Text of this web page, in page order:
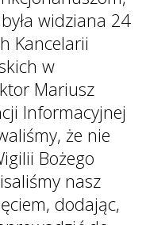
widziana 24
Kancelarii
w
Mariusz
Informacyjnej
że nie
Bożego
nasz
dodając,